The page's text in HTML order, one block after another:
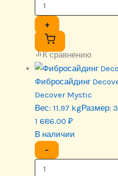
+
К сравнению
Фибросайдинг
Decover Mystic
Вес: 11.97 kgРазмер:
1 686.00 ₽
В наличии
−